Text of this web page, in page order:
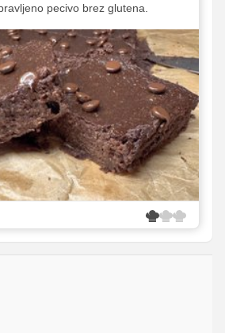
pecivo brez glutena.